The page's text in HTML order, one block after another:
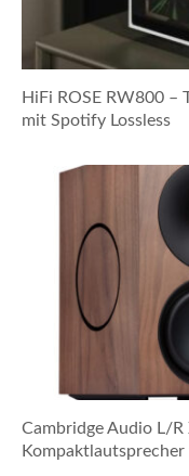
HiFi ROSE RW800
mit Spotify Lossless
Cambridge Audio L/R